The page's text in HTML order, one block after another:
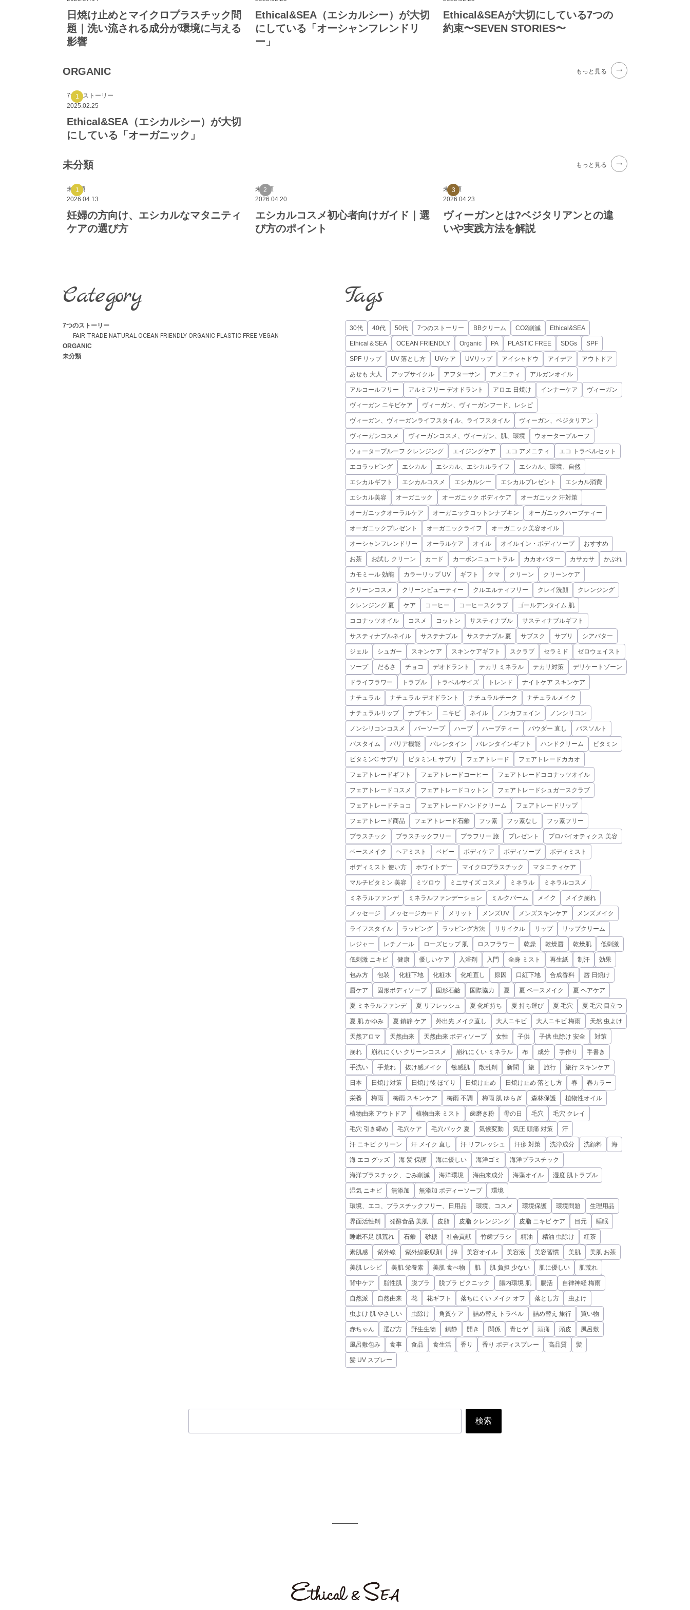
日焼け止めとマイクロプラスチック問
題｜洗い流される成分が環境に与える
影響
Ethical&SEA（エシカルシー）が大切
にしている「オーシャンフレンドリ
ー」
Ethical&SEAが大切にしている7つの
約束〜SEVEN STORIES〜
ORGANIC もっと見る
7つのストーリー
2025.02.25
Ethical&SEA（エシカルシー）が大切
にしている「オーガニック」
未分類 もっと見る
未分類
2026.04.13
妊婦の方向け、エシカルなマタニティ
ケアの選び方
未分類
2026.04.20
エシカルコスメ初心者向けガイド｜選
び方のポイント
未分類
2026.04.23
ヴィーガンとは?ベジタリアンとの違
いや実践方法を解説
Category
7つのストーリー
FAIR TRADE NATURAL OCEAN FRIENDLY ORGANIC PLASTIC FREE VEGAN
ORGANIC
未分類
Tags
30代 40代 50代 7つのストーリー BBクリーム CO2削減 Ethical&SEA
Ethical＆SEA OCEAN FRIENDLY Organic PA PLASTIC FREE SDGs SPF
SPF リップ UV 落とし方 UVケア UVリップ アイシャドウ アイデア アウトドア
あせも 大人 アップサイクル アフターサン アメニティ アルガンオイル
アルコールフリー アルミフリー デオドラント アロエ 日焼け インナーケア ヴィーガン
ヴィーガン ニキビケア ヴィーガン、ヴィーガンフード、レシピ
ヴィーガン、ヴィーガンライフスタイル、ライフスタイル ヴィーガン、ベジタリアン
ヴィーガンコスメ ヴィーガンコスメ、ヴィーガン、肌、環境 ウォータープルーフ
ウォータープルーフ クレンジング エイジングケア エコ アメニティ エコ トラベルセット
エコラッピング エシカル エシカル、エシカルライフ エシカル、環境、自然
エシカルギフト エシカルコスメ エシカルシー エシカルプレゼント エシカル消費
エシカル美容 オーガニック オーガニック ボディケア オーガニック 汗対策
オーガニックオーラルケア オーガニックコットンナプキン オーガニックハーブティー
オーガニックプレゼント オーガニックライフ オーガニック美容オイル
オーシャンフレンドリー オーラルケア オイル オイルイン・ボディソープ おすすめ
お茶 お試し クリーン カード カーボンニュートラル カカオバター カサカサ かぶれ
カモミール 効能 カラーリップ UV ギフト クマ クリーン クリーンケア
クリーンコスメ クリーンビューティー クルエルティフリー クレイ洗顔 クレンジング
クレンジング 夏 ケア コーヒー コーヒースクラブ ゴールデンタイム 肌
ココナッツオイル コスメ コットン サスティナブル サスティナブルギフト
サスティナブルネイル サステナブル サステナブル 夏 サブスク サプリ シアバター
ジェル シュガー スキンケア スキンケアギフト スクラブ セラミド ゼロウェイスト
ソープ だるさ チョコ デオドラント テカリ ミネラル テカリ対策 デリケートゾーン
ドライフラワー トラブル トラベルサイズ トレンド ナイトケア スキンケア
ナチュラル ナチュラル デオドラント ナチュラルチーク ナチュラルメイク
ナチュラルリップ ナプキン ニキビ ネイル ノンカフェイン ノンシリコン
ノンシリコンコスメ バーソープ ハーブ ハーブティー パウダー 直し バスソルト
バスタイム バリア機能 バレンタイン バレンタインギフト ハンドクリーム ビタミン
ビタミンC サプリ ビタミンE サプリ フェアトレード フェアトレードカカオ
フェアトレードギフト フェアトレードコーヒー フェアトレードココナッツオイル
フェアトレードコスメ フェアトレードコットン フェアトレードシュガースクラブ
フェアトレードチョコ フェアトレードハンドクリーム フェアトレードリップ
フェアトレード商品 フェアトレード石鹸 フッ素 フッ素なし フッ素フリー
プラスチック プラスチックフリー プラフリー 旅 プレゼント プロバイオティクス 美容
ベースメイク ヘアミスト ベビー ボディケア ボディソープ ボディミスト
ボディミスト 使い方 ホワイトデー マイクロプラスチック マタニティケア
マルチビタミン 美容 ミツロウ ミニサイズ コスメ ミネラル ミネラルコスメ
ミネラルファンデ ミネラルファンデーション ミルクバーム メイク メイク崩れ
メッセージ メッセージカード メリット メンズUV メンズスキンケア メンズメイク
ライフスタイル ラッピング ラッピング方法 リサイクル リップ リップクリーム
レジャー レチノール ローズヒップ 肌 ロスフラワー 乾燥 乾燥唇 乾燥肌 低刺激
低刺激 ニキビ 健康 優しいケア 入浴剤 入門 全身 ミスト 再生紙 制汗 効果
包み方 包装 化粧下地 化粧水 化粧直し 原因 口紅下地 合成香料 唇 日焼け
唇ケア 固形ボディソープ 固形石鹼 国際協力 夏 夏 ベースメイク 夏 ヘアケア
夏 ミネラルファンデ 夏 リフレッシュ 夏 化粧持ち 夏 持ち運び 夏 毛穴 夏 毛穴 目立つ
夏 肌 かゆみ 夏 鎮静 ケア 外出先 メイク直し 大人ニキビ 大人ニキビ 梅雨 天然 虫よけ
天然アロマ 天然由来 天然由来 ボディソープ 女性 子供 子供 虫除け 安全 対策
崩れ 崩れにくい クリーンコスメ 崩れにくい ミネラル 布 成分 手作り 手書き
手洗い 手荒れ 抜け感メイク 敏感肌 散乱剤 新聞 旅 旅行 旅行 スキンケア
日本 日焼け対策 日焼け後 ほてり 日焼け止め 日焼け止め 落とし方 春 春カラー
栄養 梅雨 梅雨 スキンケア 梅雨 不調 梅雨 肌 ゆらぎ 森林保護 植物性オイル
植物由来 アウトドア 植物由来 ミスト 歯磨き粉 母の日 毛穴 毛穴 クレイ
毛穴 引き締め 毛穴ケア 毛穴パック 夏 気候変動 気圧 頭痛 対策 汗
汗 ニキビ クリーン 汗 メイク 直し 汗 リフレッシュ 汗疹 対策 洗浄成分 洗顔料 海
海 エコ グッズ 海 髪 保護 海に優しい 海洋ゴミ 海洋プラスチック
海洋プラスチック、ごみ削減 海洋環境 海由来成分 海藻オイル 湿度 肌トラブル
湿気 ニキビ 無添加 無添加 ボディーソープ 環境
環境、エコ、プラスチックフリー、日用品 環境、コスメ 環境保護 環境問題 生理用品
界面活性剤 発酵食品 美肌 皮脂 皮脂 クレンジング 皮脂 ニキビ ケア 目元 睡眠
睡眠不足 肌荒れ 石鹸 砂糖 社会貢献 竹歯ブラシ 精油 精油 虫除け 紅茶
素肌感 紫外線 紫外線吸収剤 綿 美容オイル 美容液 美容習慣 美肌 美肌 お茶
美肌 レシピ 美肌 栄養素 美肌 食べ物 肌 肌 負担 少ない 肌に優しい 肌荒れ
背中ケア 脂性肌 脱プラ 脱プラ ピクニック 腸内環境 肌 腸活 自律神経 梅雨
自然派 自然由来 花 花ギフト 落ちにくい メイク オフ 落とし方 虫よけ
虫よけ 肌 やさしい 虫除け 角質ケア 詰め替え トラベル 詰め替え 旅行 買い物
赤ちゃん 選び方 野生生物 鎮静 開き 関係 青ヒゲ 頭痛 頭皮 風呂敷
風呂敷包み 食事 食品 食生活 香り 香り ボディスプレー 高品質 髪
髪 UV スプレー